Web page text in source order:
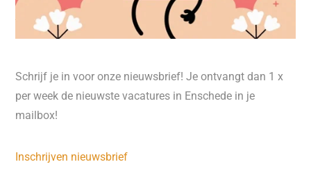
Schrijf je in voor onze nieuwsbrief! Je ontvangt dan 1 x
per week de nieuwste vacatures in Enschede in je
mailbox!
Inschrijven nieuwsbrief